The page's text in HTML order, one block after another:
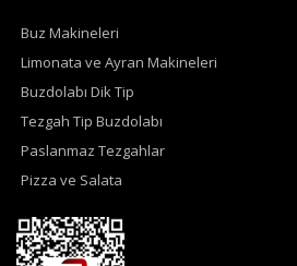
Buz Makineleri
Limonata ve Ayran Makineleri
Buzdolabı Dik Tip
Tezgah Tip Buzdolabı
Paslanmaz Tezgahlar
Pizza ve Salata